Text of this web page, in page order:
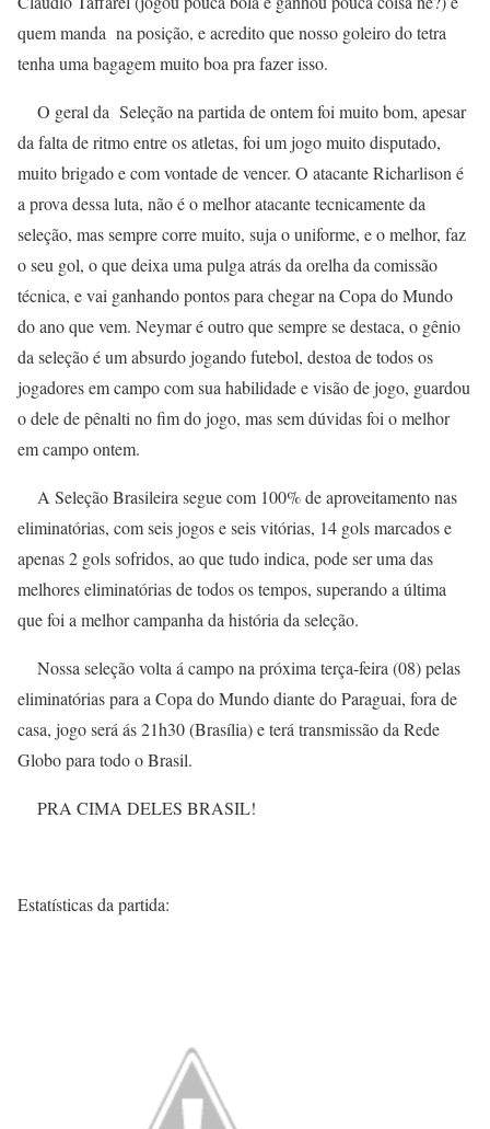
quem manda na posição, e acredito que nosso goleiro do tetra
tenha uma bagagem muito boa pra fazer isso.
O geral da Seleção na partida de ontem foi muito bom, apesar
da falta de ritmo entre os atletas, foi um jogo muito disputado,
muito brigado e com vontade de vencer. O atacante Richarlison é
a prova dessa luta, não é o melhor atacante tecnicamente da
seleção, mas sempre corre muito, suja o uniforme, e o melhor, faz
o seu gol, o que deixa uma pulga atrás da orelha da comissão
técnica, e vai ganhando pontos para chegar na Copa do Mundo
do ano que vem. Neymar é outro que sempre se destaca, o gênio
da seleção é um absurdo jogando futebol, destoa de todos os
jogadores em campo com sua habilidade e visão de jogo, guardou
o dele de pênalti no fim do jogo, mas sem dúvidas foi o melhor
em campo ontem.
A Seleção Brasileira segue com 100% de aproveitamento nas
eliminatórias, com seis jogos e seis vitórias, 14 gols marcados e
apenas 2 gols sofridos, ao que tudo indica, pode ser uma das
melhores eliminatórias de todos os tempos, superando a última
que foi a melhor campanha da história da seleção.
Nossa seleção volta á campo na próxima terça-feira (08) pelas
eliminatórias para a Copa do Mundo diante do Paraguai, fora de
casa, jogo será ás 21h30 (Brasília) e terá transmissão da Rede
Globo para todo o Brasil.
PRA CIMA DELES BRASIL!
Estatísticas da partida: